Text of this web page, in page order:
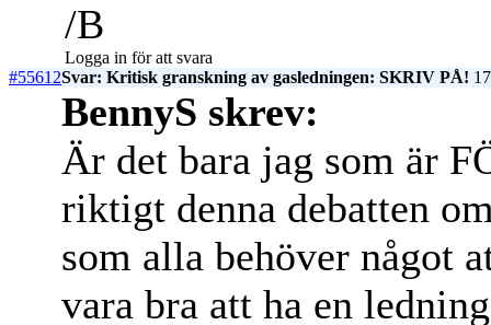
/B
Logga in för att svara
#55612Svar: Kritisk granskning av gasledningen: SKRIV PÅ!
BennyS skrev:
Är det bara jag som är
riktigt denna debatten
som alla behöver något
vara bra att ha en